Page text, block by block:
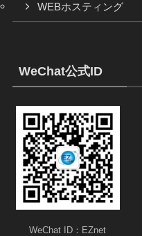
WEBホスティング
WeChat公式ID
WeChat ID：EZnet